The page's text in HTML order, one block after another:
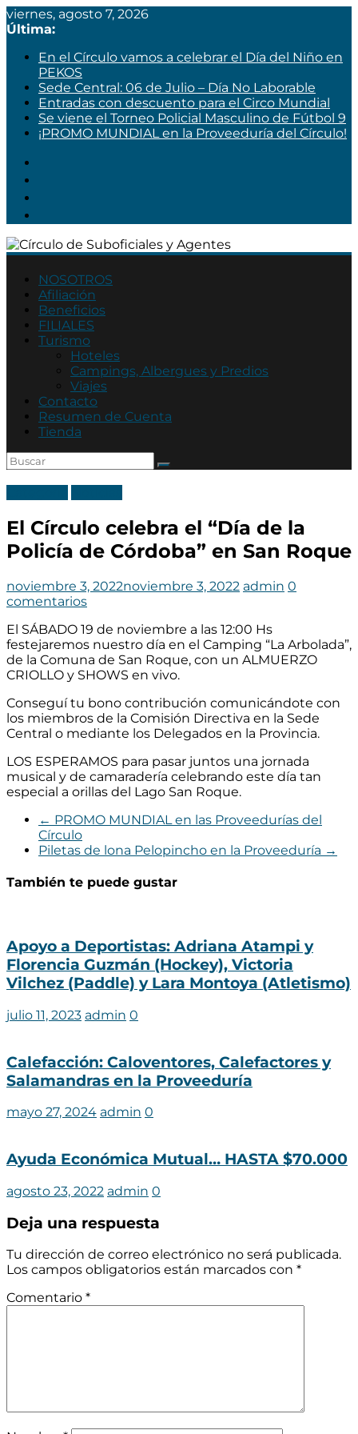
viernes, agosto 7, 2026
Última:
En el Círculo vamos a celebrar el Día del Niño en
PEKOS
Sede Central: 06 de Julio – Día No Laborable
Entradas con descuento para el Circo Mundial
Se viene el Torneo Policial Masculino de Fútbol 9
¡PROMO MUNDIAL en la Proveeduría del Círculo!
Círculo
de
Suboficiales
Agentes
Asociación
Policía
Córdoba
NOSOTROS
Afiliación
Beneficios
FILIALES
Turismo
Hoteles
Campings, Albergues y Predios
Viajes
Contacto
Resumen de Cuenta
Tienda
El Círculo celebra el “Día de la
Policía de Córdoba” en San Roque
noviembre 3, 2022noviembre 3, 2022 admin 0
comentarios
El SÁBADO 19 de noviembre a las 12:00 Hs
festejaremos nuestro día en el Camping “La Arbolada”,
de la Comuna de San Roque, con un ALMUERZO
CRIOLLO y SHOWS en vivo.
Conseguí tu bono contribución comunicándote con
los miembros de la Comisión Directiva en la Sede
Central o mediante los Delegados en la Provincia.
LOS ESPERAMOS para pasar juntos una jornada
musical y de camaradería celebrando este día tan
especial a orillas del Lago San Roque.
← PROMO MUNDIAL en las Proveedurías del
Círculo
Piletas de lona Pelopincho en la Proveeduría →
También te puede gustar
Apoyo a Deportistas: Adriana Atampi y
Florencia Guzmán (Hockey), Victoria
Vilchez (Paddle) y Lara Montoya (Atletismo)
julio 11, 2023 admin 0
Calefacción: Caloventores, Calefactores y
Salamandras en la Proveeduría
mayo 27, 2024 admin 0
Ayuda Económica Mutual… HASTA $70.000
agosto 23, 2022 admin 0
Deja una respuesta
Tu dirección de correo electrónico no será publicada.
Los campos obligatorios están marcados con *
Comentario *